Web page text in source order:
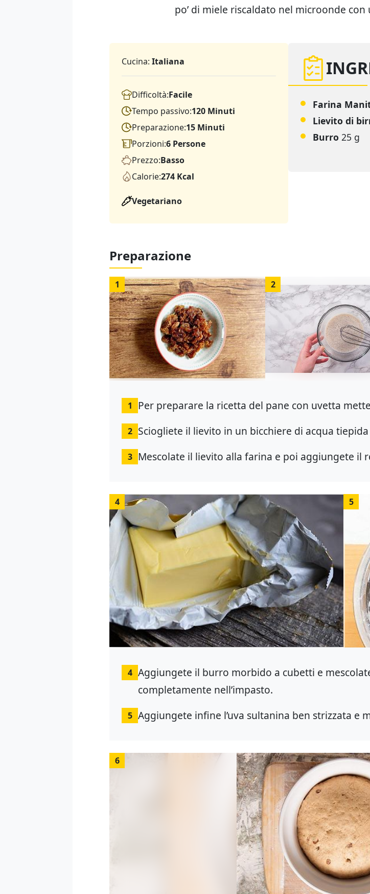
po’ di miele riscaldato nel microonde con
Cucina: Italiana
Difficoltà:Facile
Tempo passivo:120 Minuti
Preparazione:15 Minuti
Porzioni:6 Persone
Prezzo:Basso
Calorie:274 Kcal
Vegetariano
Farina
Lievito di
Burro 25 g
Preparazione
1 2
1 Per preparare la ricetta del pane con uvetta
2 Sciogliete il lievito in un bicchiere di acqua
3 Mescolate il lievito alla farina e poi aggiungete il
4 5
4 Aggiungete il burro morbido a cubetti e
completamente nell’impasto.
5 Aggiungete infine l’uva sultanina ben strizzata e
6